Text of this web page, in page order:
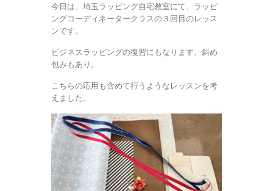
今日は、埼玉ラッピング自宅教室にて、ラッピ
ングコーディネータークラスの３回目のレッス
ンです。
ビジネスラッピングの復習にもなります、斜め
包みもあり。
こちらの応用も含めて行うようなレッスンを考
えました。